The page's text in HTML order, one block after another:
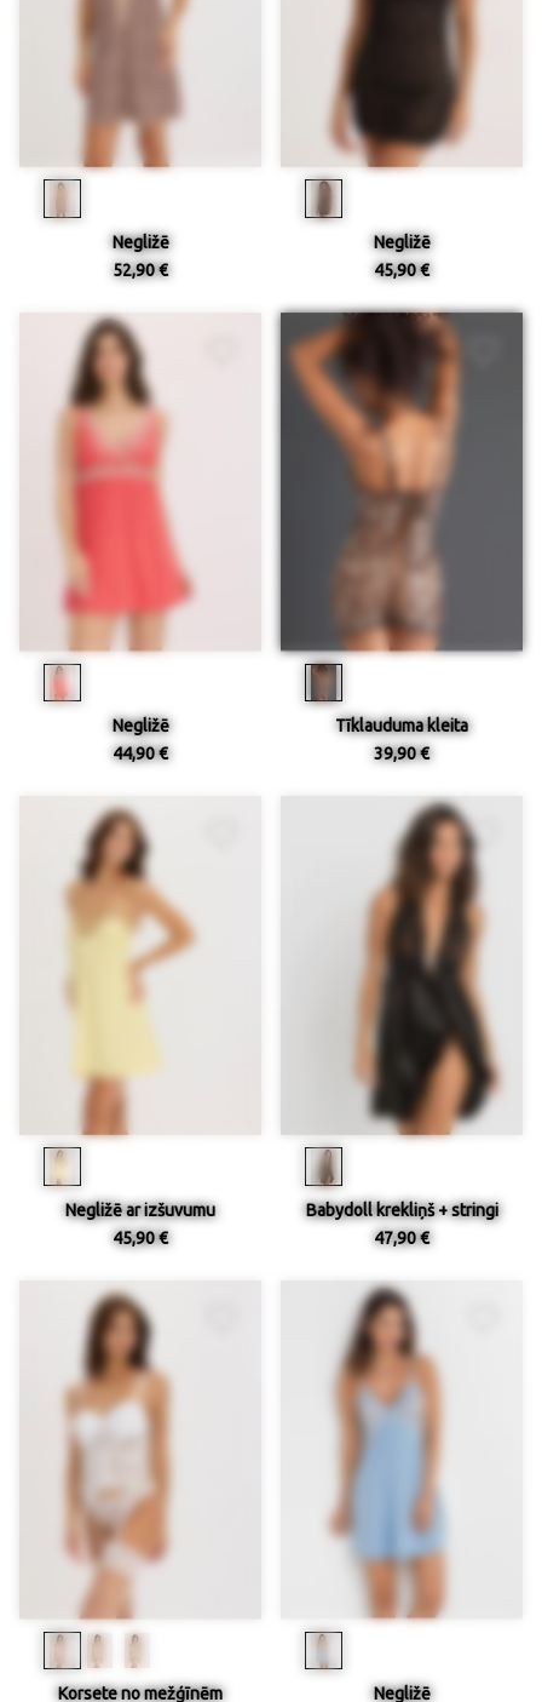
Negližē
52,90 €
Negližē
45,90 €
Negližē
44,90 €
Tīklauduma kleita
39,90 €
Negližē ar izšuvumu
45,90 €
Babydoll krekliņš + stringi
47,90 €
Korsete no mežģīnēm Negližē